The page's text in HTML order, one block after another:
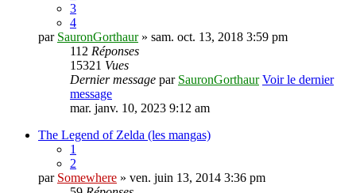
3
4
par SauronGorthaur» sam. oct. 13, 2018 3:59 pm
112 Réponses
15321 Vues
Dernier message par SauronGorthaur Voir le dernier
message
mar. janv. 10, 2023 9:12 am
The Legend of Zelda (les mangas)
1
2
par Somewhere » ven. juin 13, 2014 3:36 pm